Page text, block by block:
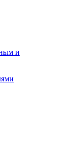
и